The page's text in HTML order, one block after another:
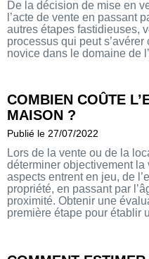
De la décision de mise en
l’acte de vente en passant
autres étapes fastidieuses,
processus qui peut
novice dans le domaine de
COMBIEN COÛTE
MAISON ?
Publié le 27/07/2022
Lors de la vente ou de la
déterminer objectivement
aspects entrent en jeu, de
propriété, en passant par
proximité. Obtenir une
première étape pour établir